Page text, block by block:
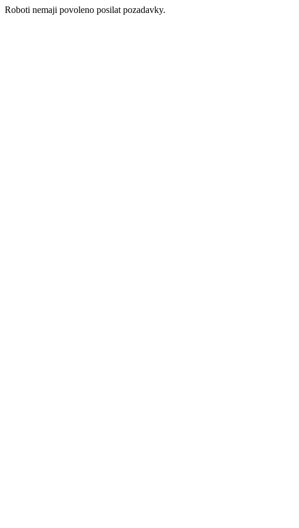
Roboti nemaji povoleno posilat pozadavky.